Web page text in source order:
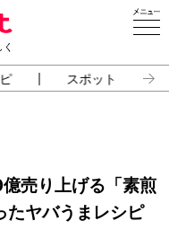
スポット
億売り上げる「素煎
たヤバうまレシピ